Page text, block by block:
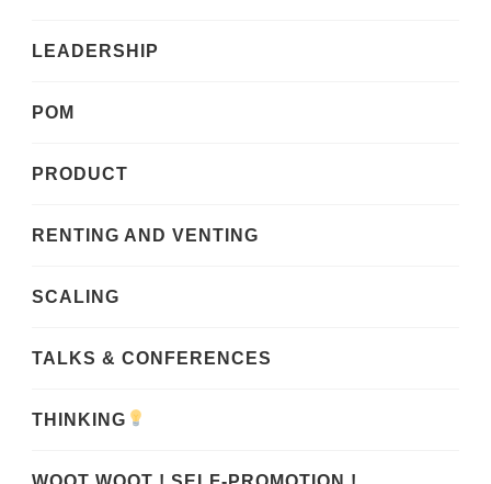
LEADERSHIP
POM
PRODUCT
RENTING AND VENTING
SCALING
TALKS & CONFERENCES
THINKING